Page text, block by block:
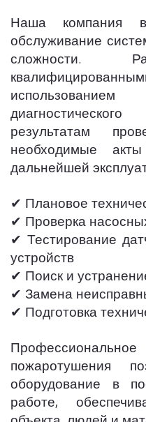
Наша компания
обслуживание
сложности.
результатам
необходимые
дальнейшей
✔ Плановое
✔ Проверка
✔ Тестирование
устройств
✔ Поиск и
✔ Замена
✔ Подготовка
пожаротушения
оборудование в
работе,